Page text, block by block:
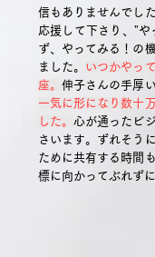
信もありませんでした
応援して下さり、"や
ず、 やってみる！の
ました。
いつかやっ
座。伸子さんの手厚
一気に形になり数十
した。心が通ったビ
さいます。 ずれそう
ために共有する時間
標に向かってぶれず